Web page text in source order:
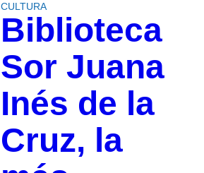
CULTURA
Biblioteca
Sor Juana
Inés de la
Cruz, la